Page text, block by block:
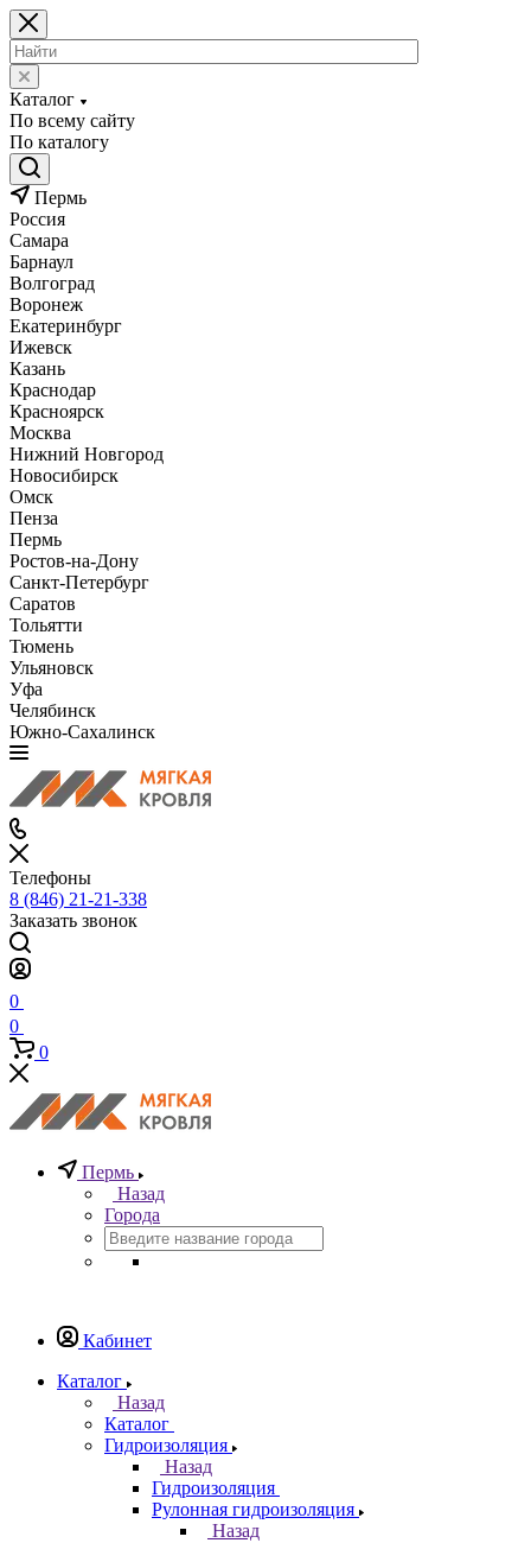
Каталог
По всему сайту
По каталогу
Пермь
Россия
Самара
Барнаул
Волгоград
Воронеж
Екатеринбург
Ижевск
Казань
Краснодар
Красноярск
Москва
Нижний Новгород
Новосибирск
Омск
Пенза
Пермь
Ростов-на-Дону
Санкт-Петербург
Саратов
Тольятти
Тюмень
Ульяновск
Уфа
Челябинск
Южно-Сахалинск
Телефоны
8 (846) 21-21-338
Заказать звонок
0
0
0
Пермь
Назад
Города
Кабинет
Каталог
Назад
Каталог
Гидроизоляция
Назад
Гидроизоляция
Рулонная гидроизоляция
Назад